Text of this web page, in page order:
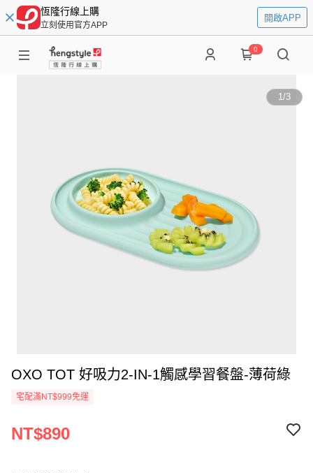
恆隆行線上購
立刻使用官方APP
開啟APP
0
1/3
OXO TOT 好吸力2-IN-1觸感學習餐盤-薄荷綠
宅配滿NT$999免運
NT$890